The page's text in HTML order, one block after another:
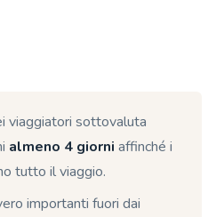
viaggiatori sottovaluta
almeno 4 giorni affinché i
tutto il viaggio.
importanti fuori dai